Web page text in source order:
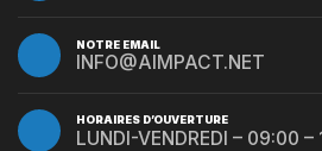
NOTRE EMAIL
INFO@AIMPACT.NET
HORAIRES D’OUVERTURE
LUNDI-VENDREDI – 09:00 –